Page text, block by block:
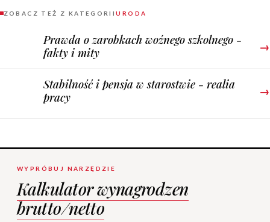
ZOBACZ TEŻ Z KATEGORIIURODA
Prawda o zarobkach woźnego szkolnego -
fakty i mity
→
Stabilność i pensja w starostwie - realia
pracy
→
WYPRÓBUJ NARZĘDZIE
Kalkulator wynagrodzen
brutto/netto